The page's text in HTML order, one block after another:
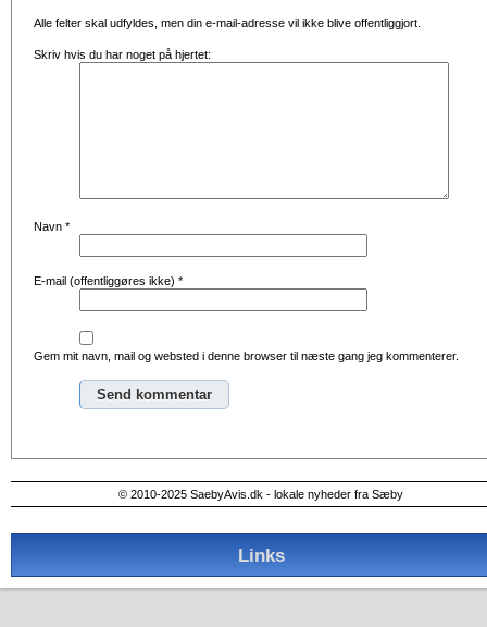
Alle felter skal udfyldes, men din e-mail-adresse vil ikke blive offentliggjort.
Skriv hvis du har noget på hjertet:
Navn *
E-mail (offentliggøres ikke) *
Gem mit navn, mail og websted i denne browser til næste gang jeg kommenterer.
© 2010-2025 SaebyAvis.dk - lokale nyheder fra Sæby
Links